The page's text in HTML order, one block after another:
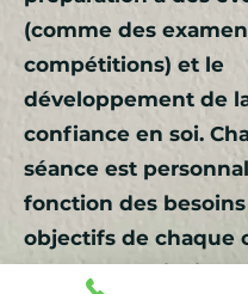
(comme des
compétitions) et le
développement de
confiance en soi.
séance est
fonction des
objectifs de chaque
permettant ainsi